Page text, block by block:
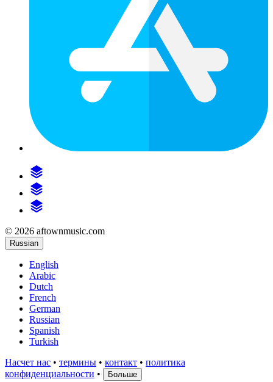
© 2026 aftownmusic.com
Russian
English
Arabic
Dutch
French
German
Russian
Spanish
Turkish
Насчет нас • термины • контакт • политика
конфиденциальности • Больше